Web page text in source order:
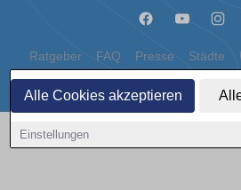
Alle Cookies akzeptieren
Einstellungen
Ratgeber FAQ Presse Städte
Datenschutz
Copyright © 2000 - 2026 | 1A Infosysteme